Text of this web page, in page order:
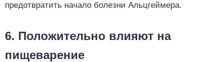
предотвратить начало болезни Альцгеймера.
6. Положительно влияют на
пищеварение